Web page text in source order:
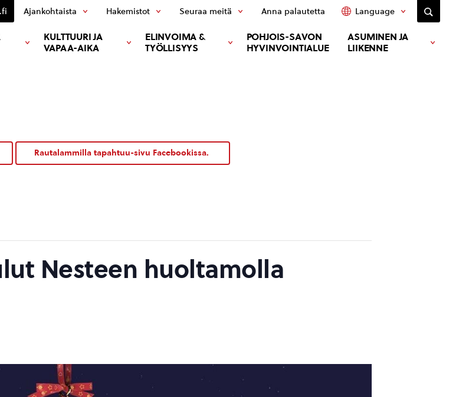
KULTTUURI JA
VAPAA-AIKA
ELINVOIMA &
TYÖLLISYYS
POHJOIS-SAVON
HYVINVOINTIALUE
ASUMINEN JA
LIIKENNE
Ajankohtaista Hakemistot Seuraa meitä Anna palautetta Language
Rautalammilla tapahtuu-sivu Facebookissa.
Nesteen huoltamolla